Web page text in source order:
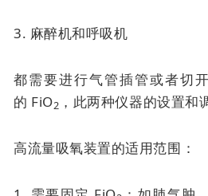
3. 麻醉机和呼吸机
都需要进行气管插管或者切
的 FiO2 ，此两种仪器的设置和
高流量吸氧装置的适用范围：